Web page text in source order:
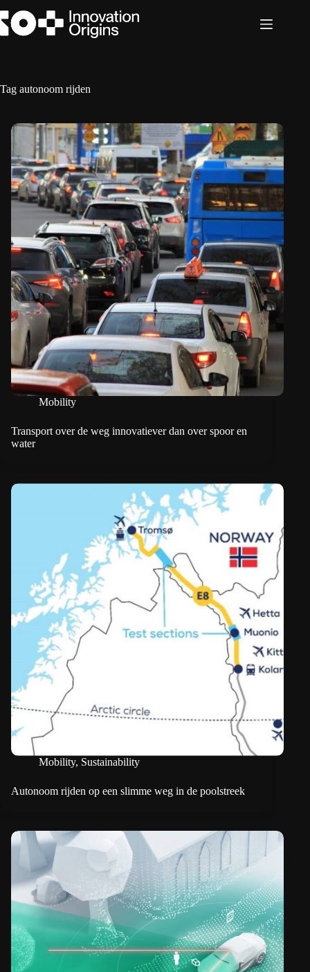
naar
de
Tag autonoom rijden
Mobility
Transport over de weg innovatiever dan over spoor en
water
Mobility, Sustainability
Autonoom rijden op een slimme weg in de poolstreek